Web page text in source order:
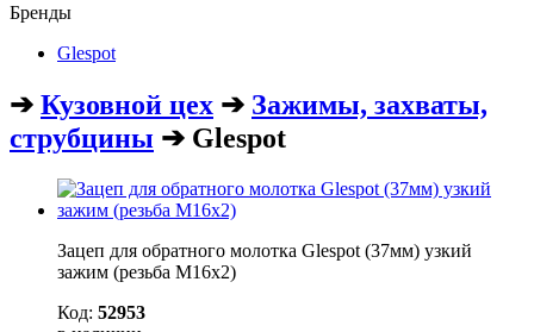
Бренды
Glespot
➔ Кузовной цех ➔ Зажимы, захваты,
струбцины ➔ Glespot
Зацеп для обратного молотка Glespot (37мм) узкий
зажим (резьба М16х2)
Код: 52953